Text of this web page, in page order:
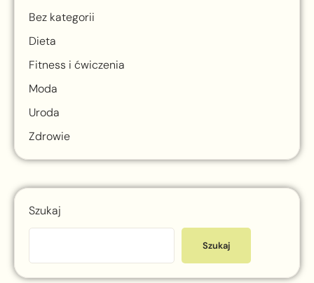
Bez kategorii
Dieta
Fitness i ćwiczenia
Moda
Uroda
Zdrowie
Szukaj
Szukaj